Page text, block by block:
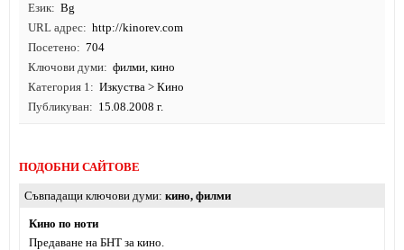
Език
Bg
URL адрес
http://kinorev.com
Посетено
704
Ключови думи
филми, кино
Категория 1
Изкуства > Кино
Публикуван
15.08.2008 г.
ПОДОБНИ САЙТОВЕ
Съвпадащи ключови думи кино, филми
Кино по ноти
Предаване на БНТ за кино.